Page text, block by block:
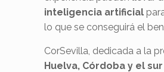
inteligencia artificial
lo que se conseguirá el
CorSevilla, dedicada a la
Huelva, Córdoba y el